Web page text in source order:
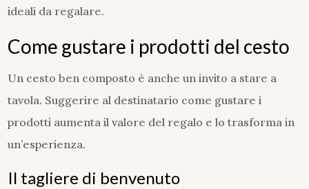
ideali da regalare.
Come gustare i prodotti del cesto
Un cesto ben composto è anche un invito a stare a
tavola. Suggerire al destinatario come gustare i
prodotti aumenta il valore del regalo e lo trasforma in
un’esperienza.
Il tagliere di benvenuto